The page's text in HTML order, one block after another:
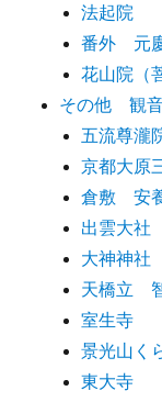
法起院
番外 元
花山院（
その他 観
五流尊瀧
京都大原
倉敷 安
出雲大社
大神神社
天橋立
室生寺
景光山く
東大寺